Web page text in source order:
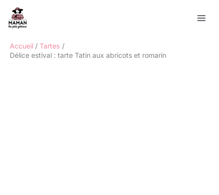
contenu
Accueil
Tartes
Délice estival : tarte Tatin aux abricots et romarin
Rechercher